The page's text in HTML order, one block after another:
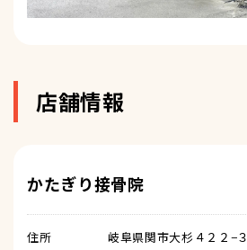
店舗情報
かたぎり接骨院
住所 岐阜県関市大杉４２２−３